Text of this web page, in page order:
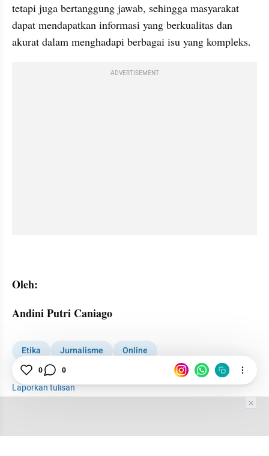
tetapi juga bertanggung jawab, sehingga masyarakat
dapat mendapatkan informasi yang berkualitas dan
akurat dalam menghadapi berbagai isu yang kompleks.
ADVERTISEMENT
Oleh:
Andini Putri Caniago
Etika Jurnalisme
Online
Modern Internasional
Laporkan tulisan
0 0